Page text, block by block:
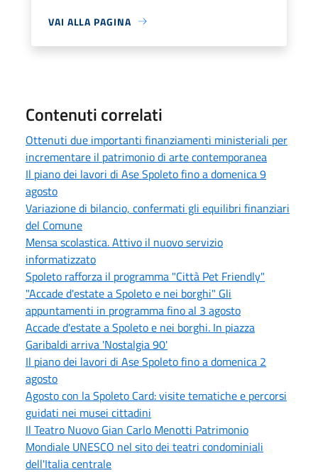
VAI ALLA PAGINA
Contenuti correlati
Ottenuti due importanti finanziamenti ministeriali per
incrementare il patrimonio di arte contemporanea
Il piano dei lavori di Ase Spoleto fino a domenica 9
agosto
Variazione di bilancio, confermati gli equilibri finanziari
del Comune
Mensa scolastica. Attivo il nuovo servizio
informatizzato
Spoleto rafforza il programma "Città Pet Friendly"
"Accade d'estate a Spoleto e nei borghi" Gli
appuntamenti in programma fino al 3 agosto
Accade d'estate a Spoleto e nei borghi. In piazza
Garibaldi arriva 'Nostalgia 90'
Il piano dei lavori di Ase Spoleto fino a domenica 2
agosto
Agosto con la Spoleto Card: visite tematiche e percorsi
guidati nei musei cittadini
Il Teatro Nuovo Gian Carlo Menotti Patrimonio
Mondiale UNESCO nel sito dei teatri condominiali
dell'Italia centrale